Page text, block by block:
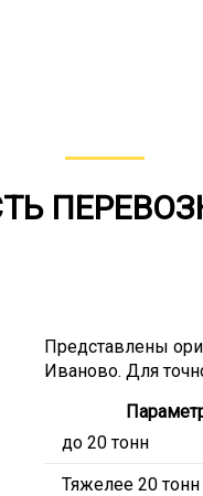
Представлены
Иваново. Для
до 20 тонн
Тяжелее 20 тонн